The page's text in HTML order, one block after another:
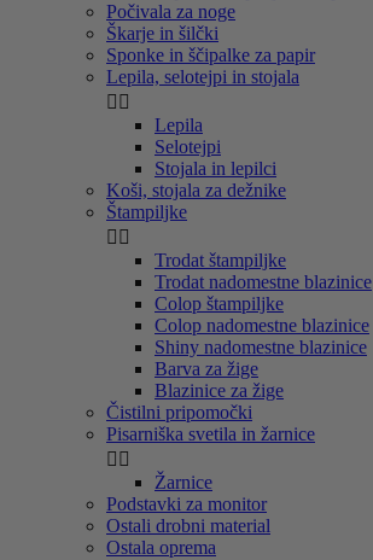
Počivala za noge
Škarje in šilčki
Sponke in ščipalke za papir
Lepila, selotejpi in stojala
 
Lepila
Selotejpi
Stojala in lepilci
Koši, stojala za dežnike
Štampiljke
 
Trodat štampiljke
Trodat nadomestne blazinice
Colop štampiljke
Colop nadomestne blazinice
Shiny nadomestne blazinice
Barva za žige
Blazinice za žige
Čistilni pripomočki
Pisarniška svetila in žarnice
 
Žarnice
Podstavki za monitor
Ostali drobni material
Ostala oprema